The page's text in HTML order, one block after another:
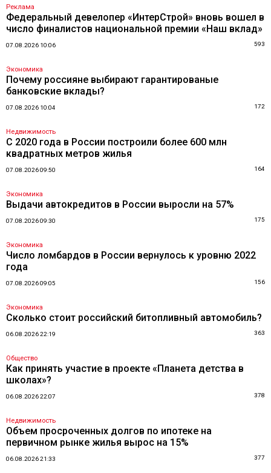
Реклама
Федеральный девелопер «ИнтерСтрой» вновь вошел в
число финалистов национальной премии «Наш вклад»
07.08.2026 10:06 593
Экономика
Почему россияне выбирают гарантированые
банковские вклады?
07.08.2026 10:04 172
Недвижимость
С 2020 года в России построили более 600 млн
квадратных метров жилья
07.08.2026 09:50 164
Экономика
Выдачи автокредитов в России выросли на 57%
07.08.2026 09:30 175
Экономика
Число ломбардов в России вернулось к уровню 2022
года
07.08.2026 09:05 156
Экономика
Сколько стоит российский битопливный автомобиль?
06.08.2026 22:19 363
Общество
Как принять участие в проекте «Планета детства в
школах»?
06.08.2026 22:07 378
Недвижимость
Объем просроченных долгов по ипотеке на
первичном рынке жилья вырос на 15%
06.08.2026 21:33 377